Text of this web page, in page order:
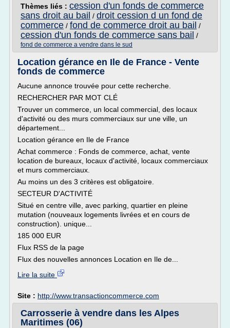
Thèmes liés : cession d'un fonds de commerce
sans droit au bail / droit cession d un fond de
commerce / fond de commerce droit au bail /
cession d'un fonds de commerce sans bail /
fond de commerce a vendre dans le sud
Location gérance en Ile de France - Vente
fonds de commerce
Aucune annonce trouvée pour cette recherche.
RECHERCHER PAR MOT CLÉ
Trouver un commerce, un local commercial, des locaux
d'activité ou des murs commerciaux sur une ville, un
département...
Location gérance en Ile de France
Achat commerce : Fonds de commerce, achat, vente
location de bureaux, locaux d'activité, locaux commerciaux
et murs commerciaux.
Au moins un des 3 critères est obligatoire.
SECTEUR D'ACTIVITÉ
Situé en centre ville, avec parking, quartier en pleine
mutation (nouveaux logements livrées et en cours de
construction). unique...
185 000 EUR
Flux RSS de la page
Flux des nouvelles annonces Location en Ile de...
Lire la suite
Site : http://www.transactioncommerce.com
Carrosserie à vendre dans les Alpes
Maritimes (06)